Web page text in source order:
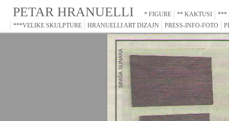
PETAR HRANUELLI * FIGURE ** KAKTUSI
***
***VELIKE SKULPTURE
HRANUELLI ART DIZAJN PRESS-INFO-FOTO